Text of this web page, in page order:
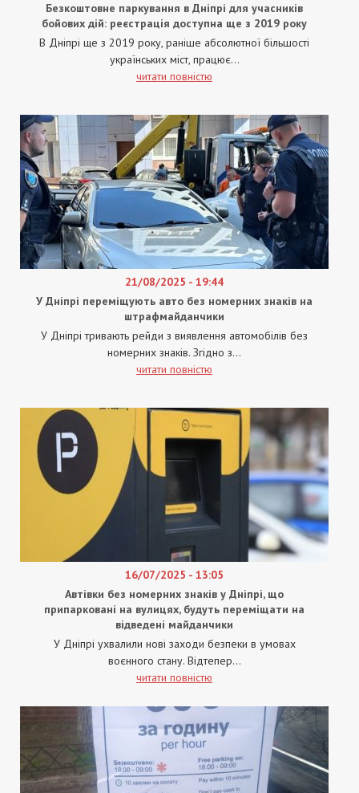
Безкоштовне паркування в Дніпрі для учасників
бойових дій: реєстрація доступна ще з 2019 року
В Дніпрі ще з 2019 року, раніше абсолютної більшості
українських міст, працює...
читати повністю
21/08/2025 - 19:44
У Дніпрі переміщують авто без номерних знаків на
штрафмайданчики
У Дніпрі тривають рейди з виявлення автомобілів без
номерних знаків. Згідно з...
читати повністю
16/07/2025 - 13:05
Автівки без номерних знаків у Дніпрі, що
припарковані на вулицях, будуть переміщати на
відведені майданчики
У Дніпрі ухвалили нові заходи безпеки в умовах
воєнного стану. Відтепер...
читати повністю